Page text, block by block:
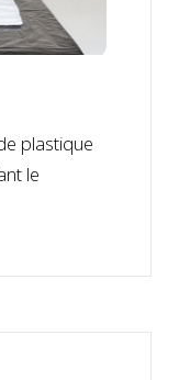
plastique
le